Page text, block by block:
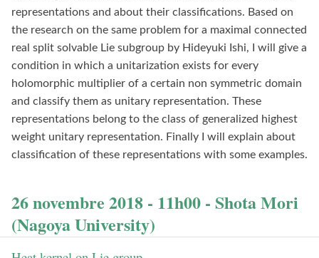
representations and about their classifications. Based on
the research on the same problem for a maximal connected
real split solvable Lie subgroup by Hideyuki Ishi, I will give a
condition in which a unitarization exists for every
holomorphic multiplier of a certain non symmetric domain
and classify them as unitary representation. These
representations belong to the class of generalized highest
weight unitary representation. Finally I will explain about
classification of these representations with some examples.
26 novembre 2018 - 11h00 - Shota Mori
(Nagoya University)